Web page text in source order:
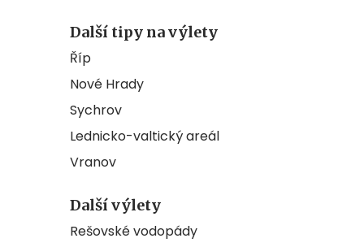
Další tipy na výlety
Říp
Nové Hrady
Sychrov
Lednicko-valtický areál
Vranov
Další výlety
Rešovské vodopády